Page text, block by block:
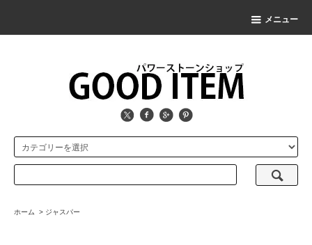
メニュー
ホーム > ジャスパー